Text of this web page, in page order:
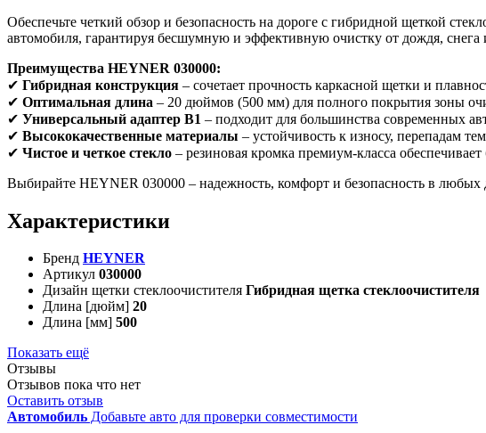
Обеспечьте четкий обзор и безопасность на дороге с гибридной щеткой
автомобиля, гарантируя бесшумную и эффективную очистку от дождя, снега
Преимущества HEYNER 030000:
✔ Гибридная конструкция – сочетает прочность каркасной щетки и
✔ Оптимальная длина – 20 дюймов (500 мм) для полного покрытия зоны
✔ Универсальный адаптер B1 – подходит для большинства современных
✔ Высококачественные материалы – устойчивость к износу, перепадам
✔ Чистое и четкое стекло – резиновая кромка премиум-класса
Выбирайте HEYNER 030000 – надежность, комфорт и безопасность в
Характеристики
Бренд HEYNER
Артикул 030000
Дизайн щетки стеклоочистителя Гибридная щетка стеклоочистителя
Длина [дюйм] 20
Длина [мм] 500
Показать ещё
Отзывы
Отзывов пока что нет
Оставить отзыв
Автомобиль Добавьте авто для проверки совместимости